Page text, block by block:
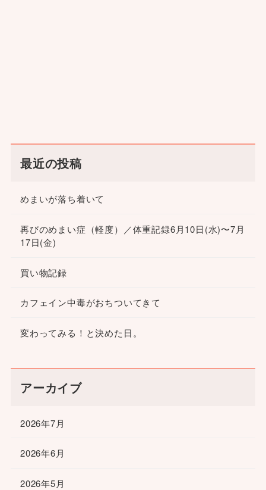
最近の投稿
めまいが落ち着いて
再びのめまい症（軽度）／体重記録6月10日(水)〜7月
17日(金)
買い物記録
カフェイン中毒がおちついてきて
変わってみる！と決めた日。
アーカイブ
2026年7月
2026年6月
2026年5月